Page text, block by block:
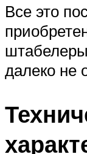
Все это
далеко не